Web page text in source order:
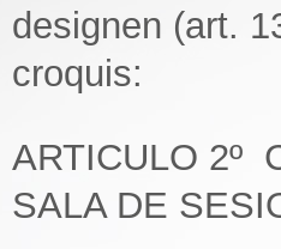
designen (art.
croquis:
ARTICULO 2º
SALA DE